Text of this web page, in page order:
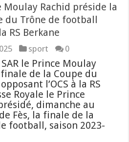
Moulay Rachid préside la
du Trône de football
RS Berkane
sport 0
le Prince Moulay
de la Coupe du
l’OCS à la RS
Royale le Prince
dimanche au
Fès, la finale de la
football, saison 2023-